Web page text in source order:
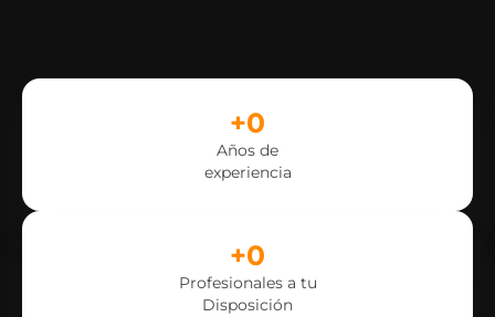
+0
Años de
experiencia
+0
Profesionales a tu
Disposición